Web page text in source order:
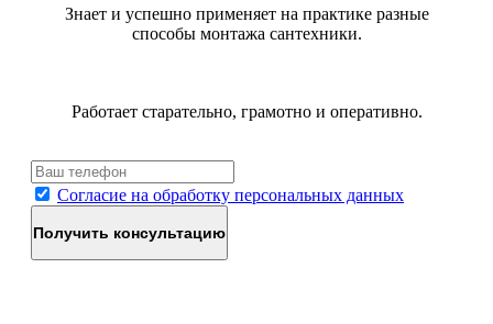
Знает и успешно применяет на практике разные
способы монтажа сантехники.
Работает старательно, грамотно и оперативно.
Согласие на обработку персональных данных